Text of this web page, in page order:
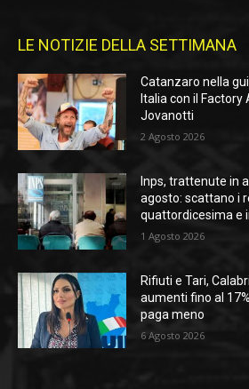
LE NOTIZIE DELLA SETTIMANA
Catanzaro nella
Italia con il Factory
Jovanotti
2 Agosto 2026
Inps, trattenute in
agosto: scattano i
quattordicesima e
1 Agosto 2026
Rifiuti e Tari,
aumenti fino al
paga meno
6 Agosto 2026